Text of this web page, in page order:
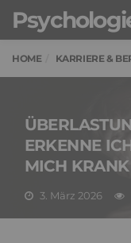
HOME KARRIERE &
ERKENNE
MICH
3. März 2026